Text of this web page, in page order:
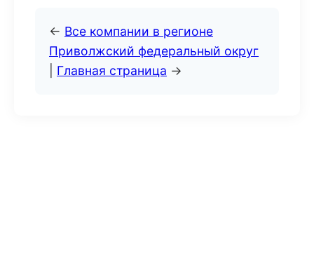
← Все компании в регионе
Приволжский федеральный округ
Главная страница →